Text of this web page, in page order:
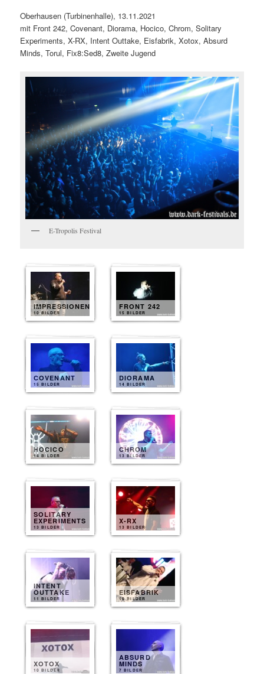
Oberhausen (Turbinenhalle), 13.11.2021
mit Front 242, Covenant, Diorama, Hocico, Chrom, Solitary
Experiments, X-RX, Intent Outtake, Eisfabrik, Xotox, Absurd
Minds, Torul, Fix8:Sed8, Zweite Jugend
E-Tropolis Festival
IMPRESSIONEN
10 BILDER
FRONT 242
15 BILDER
COVENANT
15 BILDER
DIORAMA
14 BILDER
HOCICO
14 BILDER
CHROM
13 BILDER
SOLITARY
EXPERIMENTS
13 BILDER
X-RX
13 BILDER
INTENT
OUTTAKE
11 BILDER
EISFABRIK
10 BILDER
XOTOX
10 BILDER
ABSURD
MINDS
7 BILDER